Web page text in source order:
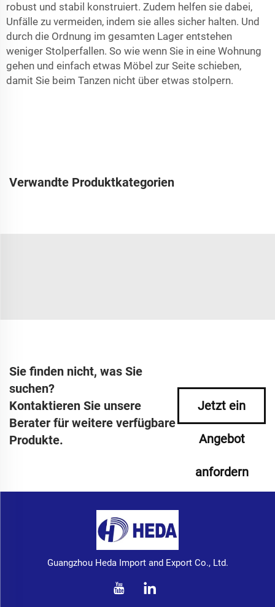
robust und stabil konstruiert. Zudem helfen sie dabei,
Unfälle zu vermeiden, indem sie alles sicher halten. Und
durch die Ordnung im gesamten Lager entstehen
weniger Stolperfallen. So wie wenn Sie in eine Wohnung
gehen und einfach etwas Möbel zur Seite schieben,
damit Sie beim Tanzen nicht über etwas stolpern.
Verwandte Produktkategorien
Sie finden nicht, was Sie
suchen?
Kontaktieren Sie unsere
Berater für weitere verfügbare
Produkte.
Jetzt ein
Angebot
anfordern
Guangzhou Heda Import and Export Co., Ltd.